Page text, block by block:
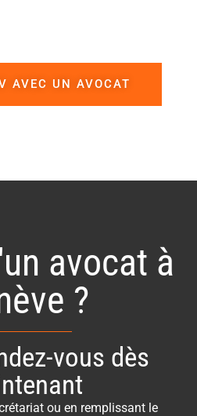
AVEC UN AVOCAT
avocat à
?
vous dès
ou en remplissant le